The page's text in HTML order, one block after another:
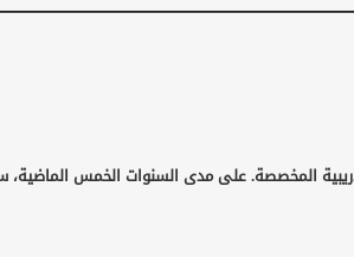
المخصصة. على مدى السنوات الخمس